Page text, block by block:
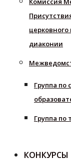
диаконии
Группа по
Группа по
КОНКУРСЫ